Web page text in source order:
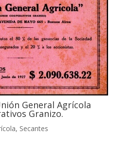
General Agrícola
Granizo.
, Secantes